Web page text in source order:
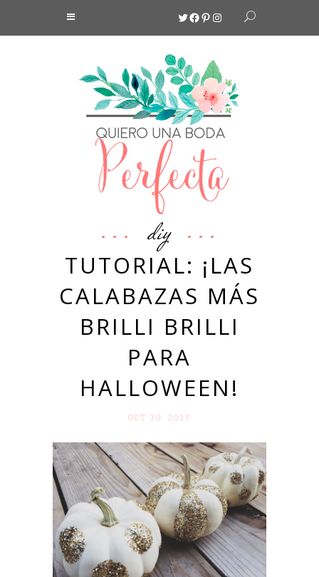
Twitter
Facebook
Pinterest
Instagram
diy
TUTORIAL: ¡LAS
CALABAZAS MÁS
BRILLI BRILLI
PARA
HALLOWEEN!
OCT 30. 2013